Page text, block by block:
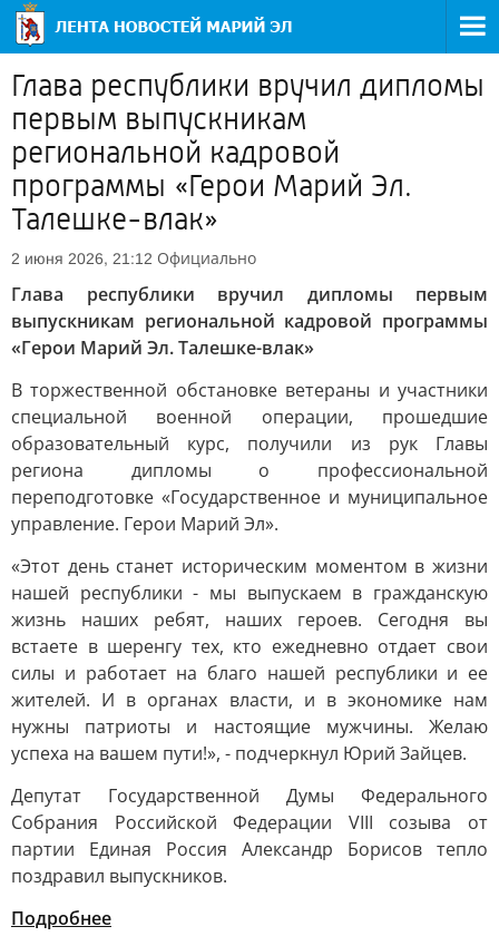
Глава республики вручил дипломы
первым выпускникам
региональной кадровой
программы «Герои Марий Эл.
Талешке-влак»
2 июня 2026, 21:12 Официально
Глава республики вручил дипломы первым
выпускникам региональной кадровой программы
«Герои Марий Эл. Талешке-влак»
В торжественной обстановке ветераны и участники
специальной военной операции, прошедшие
образовательный курс, получили из рук Главы
региона дипломы о профессиональной
переподготовке «Государственное и муниципальное
управление. Герои Марий Эл».
«Этот день станет историческим моментом в жизни
нашей республики - мы выпускаем в гражданскую
жизнь наших ребят, наших героев. Сегодня вы
встаете в шеренгу тех, кто ежедневно отдает свои
силы и работает на благо нашей республики и ее
жителей. И в органах власти, и в экономике нам
нужны патриоты и настоящие мужчины. Желаю
успеха на вашем пути!», - подчеркнул Юрий Зайцев.
Депутат Государственной Думы Федерального
Собрания Российской Федерации VIII созыва от
партии Единая Россия Александр Борисов тепло
поздравил выпускников.
Подробнее